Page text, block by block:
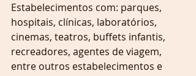
Estabelecimentos com: parques,
hospitais, clínicas, laboratórios,
cinemas, teatros, buffets infantis,
recreadores, agentes de viagem,
entre outros estabelecimentos e